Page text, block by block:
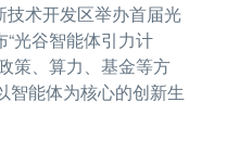
术开发区举办首届光
光谷智能体引力计
策、算力、基金等方
智能体为核心的创新生